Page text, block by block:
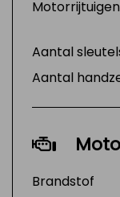
Aantal
Aantal
Brandstof